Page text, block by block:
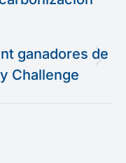
ganadores de
Challenge